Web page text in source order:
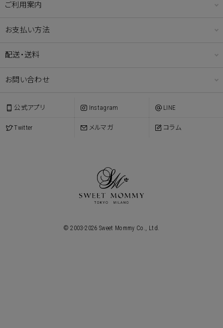
ご利用案内
お支払い方法
配送・送料
お問い合わせ
公式アプリ Instagram LINE
Twitter メルマガ コラム
© 2003-2026 Sweet Mommy Co., Ltd.